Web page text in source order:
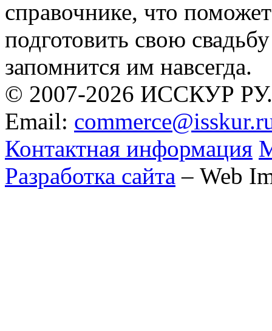
справочнике, что
подготовить свою
запомнится им навсегда.
© 2007-2026 ИССКУР РУ.
Email:
Контактная информация
Разработка сайта – Web